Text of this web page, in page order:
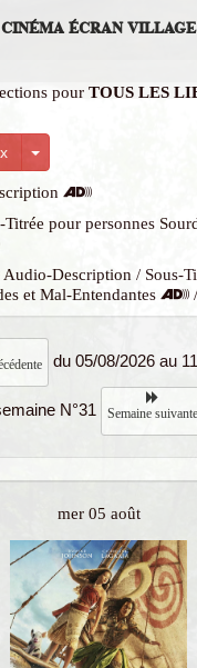
CINÉMA ÉCRAN VILLAGE